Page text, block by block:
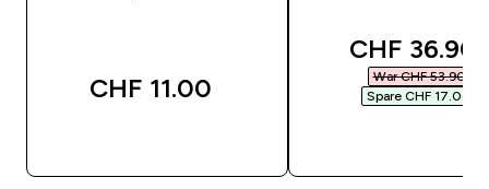
CHF 11.00‎
discounted
CHF 36.90‎
War CHF 53.90‎
Spare CHF 17.00‎